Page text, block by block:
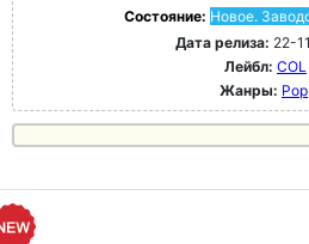
Состояние: Новое.
Дата релиза: 22-
Лейбл: COL
Жанры: Pop